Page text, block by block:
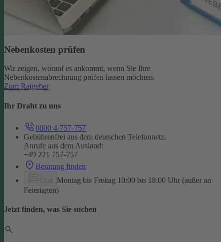
Nebenkosten prüfen
Wir zeigen, worauf es ankommt, wenn Sie Ihre
Nebenkostenabrechnung prüfen lassen möchten.
Zum Ratgeber
Ihr Draht zu uns
0800 4-757-757
Gebührenfrei aus dem deutschen Telefonnetz.
Anrufe aus dem Ausland:
+49 221 757-757
Beratung finden
Montag bis Freitag 10:00 bis 18:00 Uhr (außer an
Feiertagen)
Jetzt finden, was Sie suchen